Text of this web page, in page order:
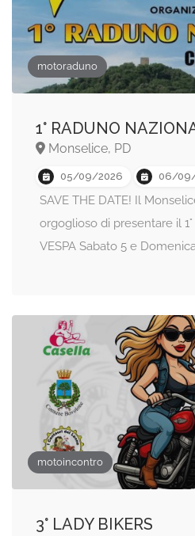
motoraduno
1° RADUNO
Monselice, PD
05/09/2026 06/
SAVE THE DATE! Il
orgoglioso di presentare il
VESPA Sabato 5 e
motoincontro
3° LADY BIKERS